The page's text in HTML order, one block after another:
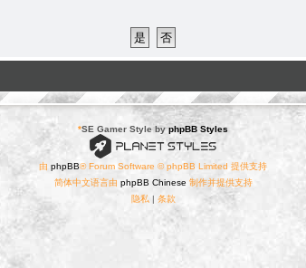
*SE Gamer Style byphpBB Styles
由 phpBB® Forum Software © phpBB Limited 提供支持
简体中文语言由 phpBB Chinese 制作并提供支持
隐私 | 条款